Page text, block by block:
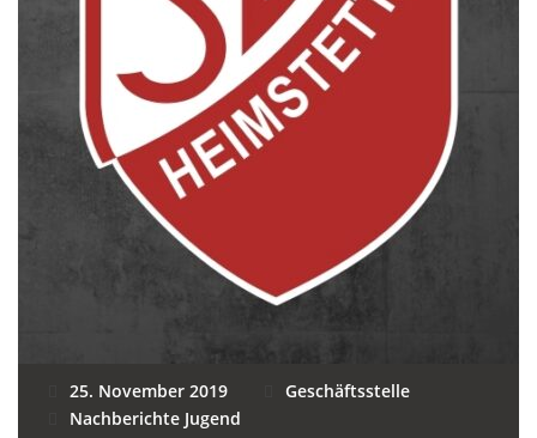
25. November 2019
Geschäftsstelle
Nachberichte Jugend